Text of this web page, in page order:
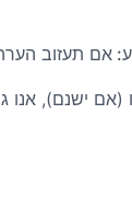
ישנם), אנו